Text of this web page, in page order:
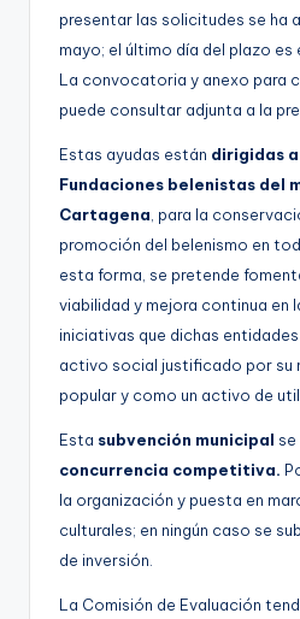
presentar las solicitudes se ha
mayo; el último día del plazo es
La convocatoria y anexo para
puede consultar adjunta a la
Estas ayudas están dirigidas
Fundaciones belenistas del
Cartagena , para la
promoción del belenismo en
esta forma, se pretende
viabilidad y mejora continua en
iniciativas que dichas
activo social justificado por su
popular y como un activo de
Esta subvención municipal
concurrencia competitiva.
la organización y puesta en
culturales; en ningún caso se
de inversión.
La Comisión de Evaluación